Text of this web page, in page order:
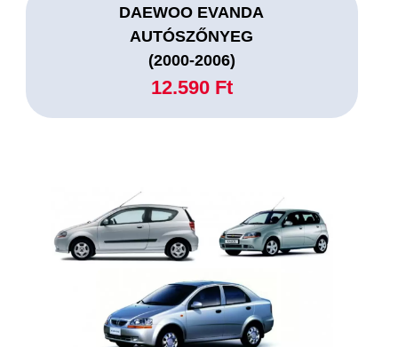
DAEWOO EVANDA
AUTÓSZŐNYEG
(2000-2006)
12.590 Ft